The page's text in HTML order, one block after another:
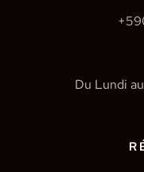
Du Lundi